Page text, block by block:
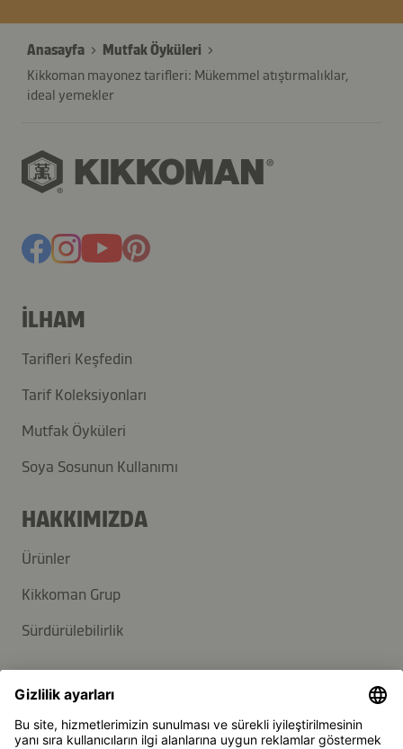
Anasayfa
Mutfak Öyküleri
Kikkoman mayonez tarifleri: Mükemmel atıştırmalıklar,
ideal yemekler
İLHAM
Tarifleri Keşfedin
Tarif Koleksiyonları
Mutfak Öyküleri
Soya Sosunun Kullanımı
HAKKIMIZDA
Ürünler
Kikkoman Grup
Sürdürülebilirlik
DESTEK
SSS